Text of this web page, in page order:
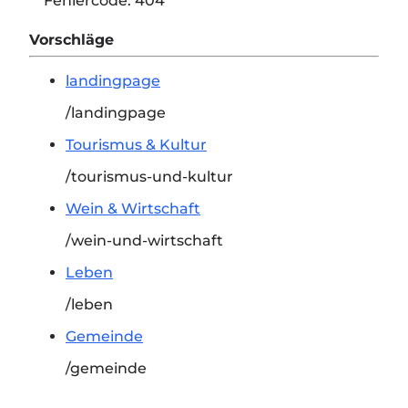
Vorschläge
landingpage
/landingpage
Tourismus & Kultur
/tourismus-und-kultur
Wein & Wirtschaft
/wein-und-wirtschaft
Leben
/leben
Gemeinde
/gemeinde